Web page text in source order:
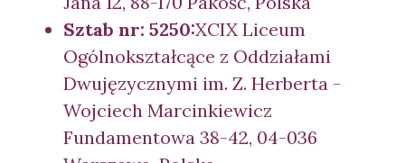
Sztab nr: 5250:XCIX Liceum
Ogólnokształcące z Oddziałami
Dwujęzycznymi im. Z. Herberta -
Wojciech Marcinkiewicz
Fundamentowa 38-42, 04-036